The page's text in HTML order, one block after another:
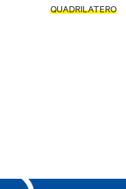
QUADRILATERO